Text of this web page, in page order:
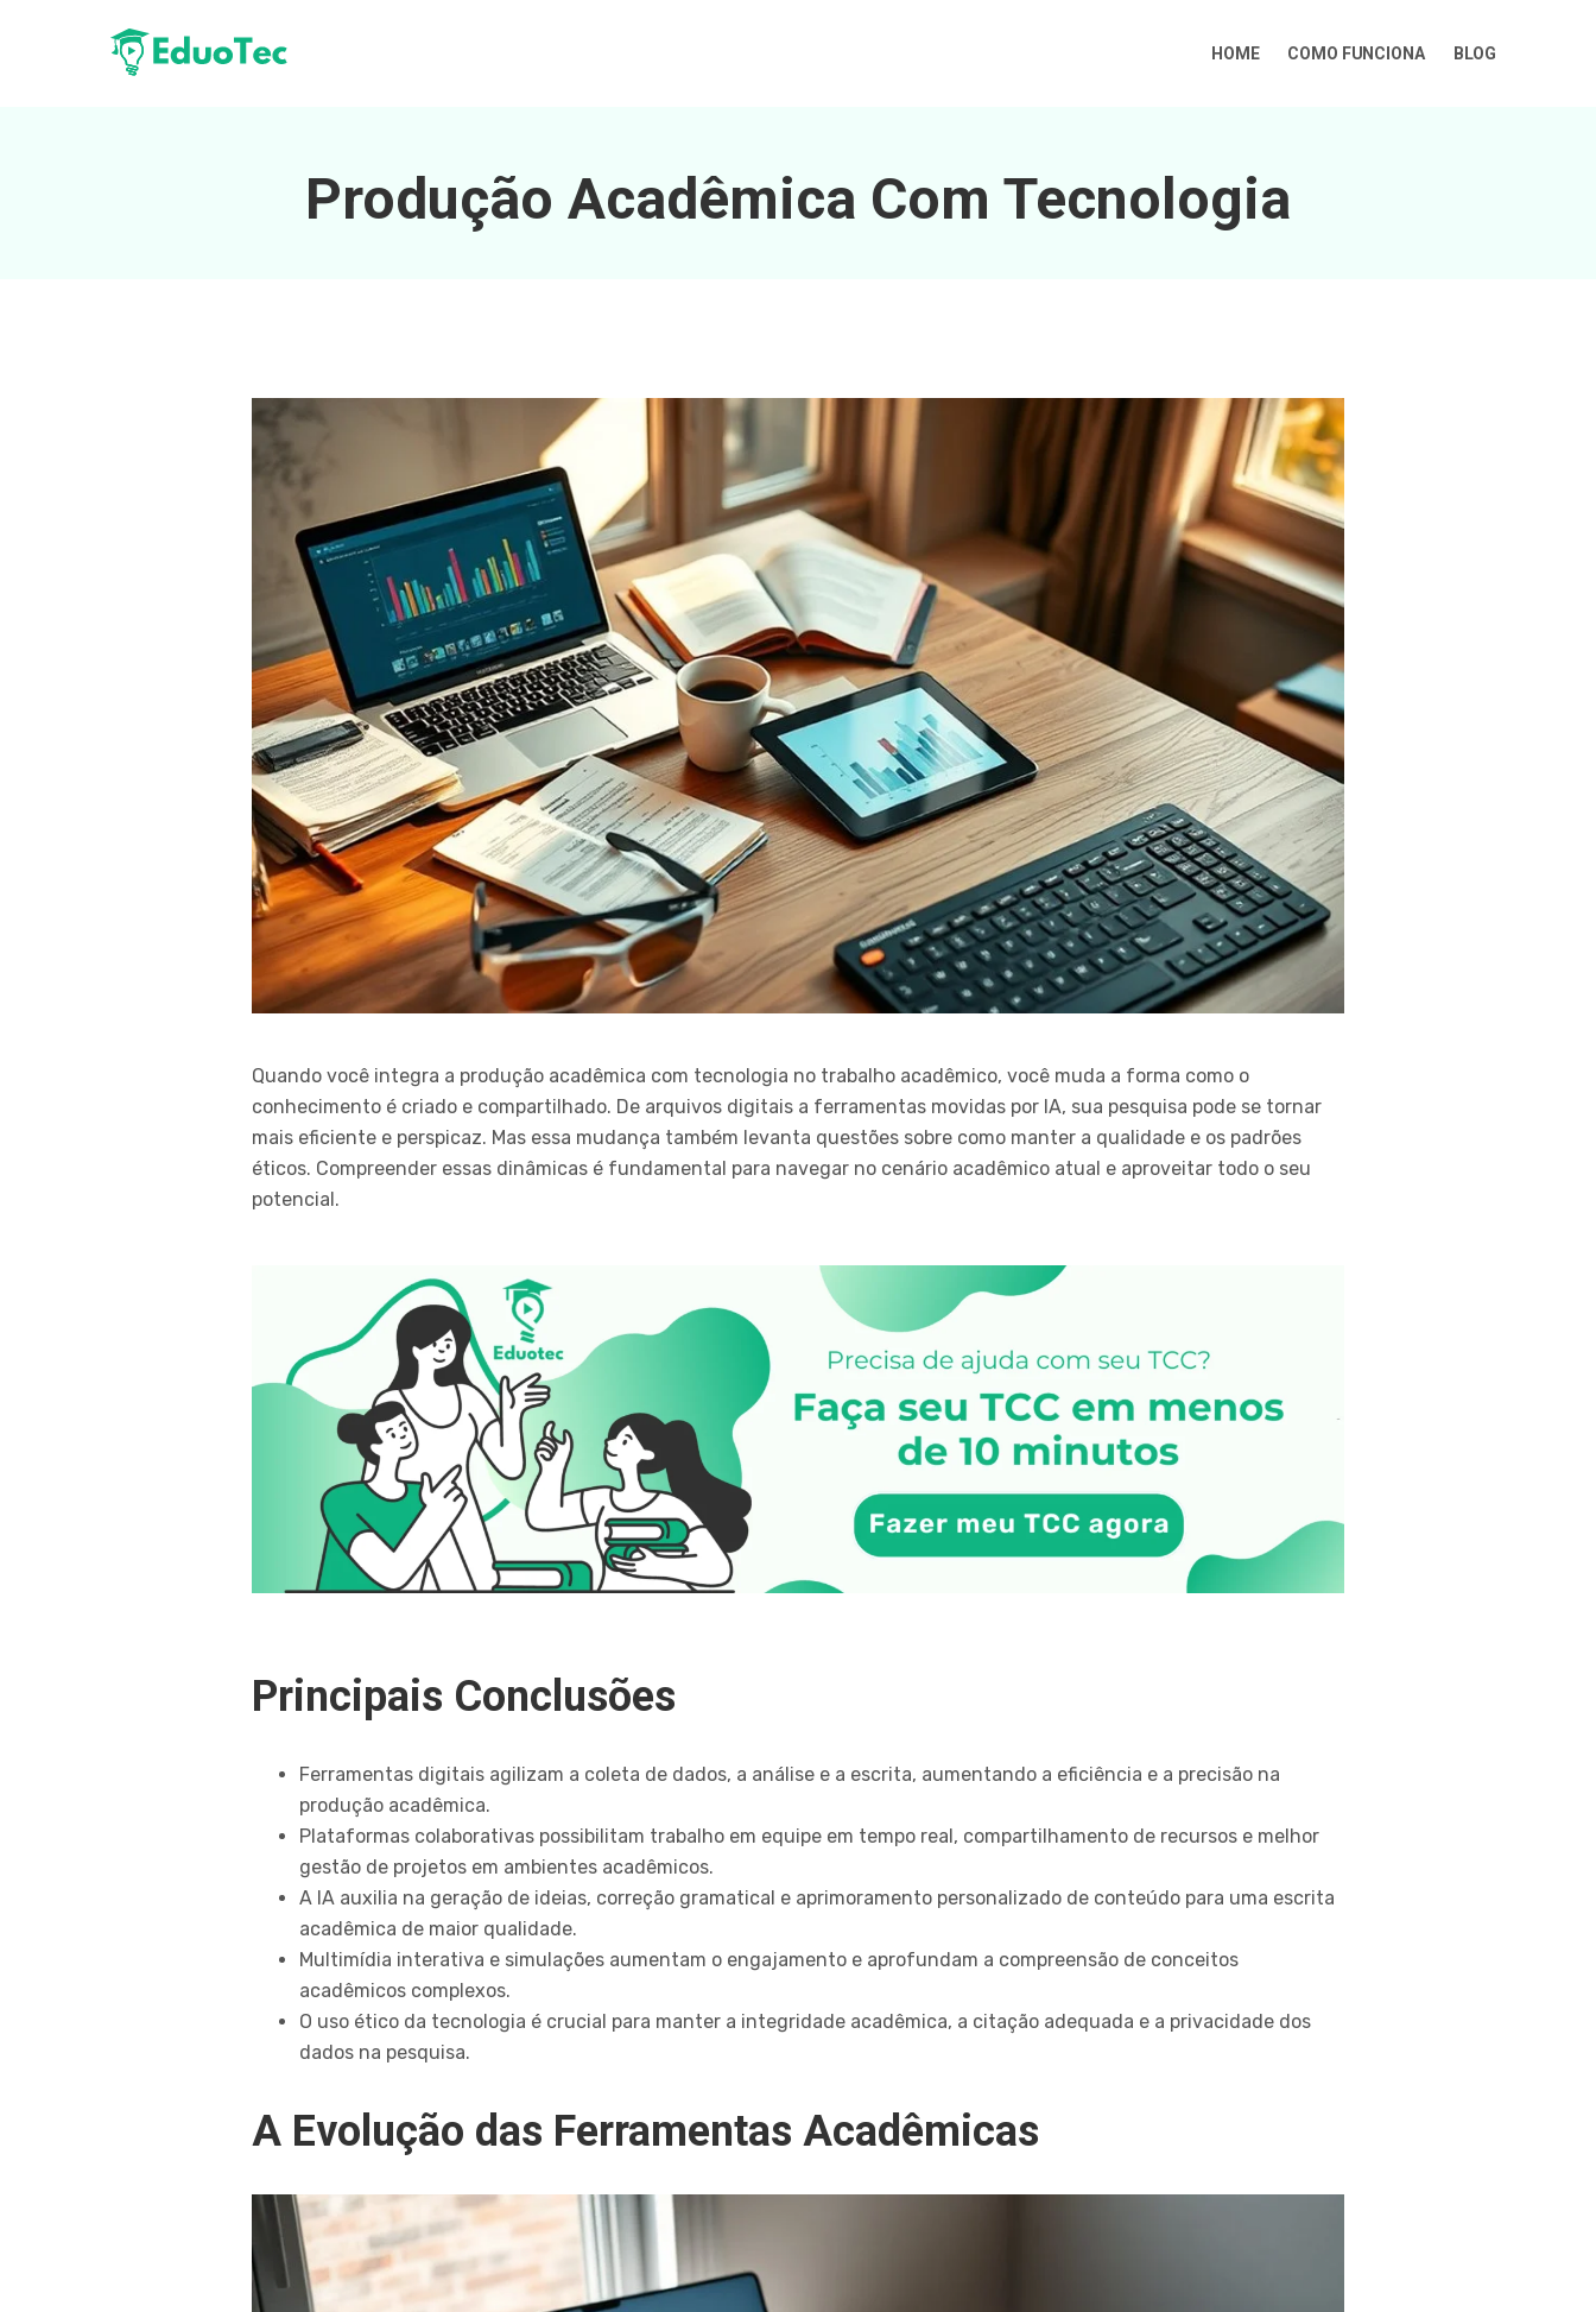
HOME COMO FUNCIONA BLOG
Produção Acadêmica Com Tecnologia
Quando você integra a produção acadêmica com tecnologia no trabalho acadêmico, você muda a forma como o
conhecimento é criado e compartilhado. De arquivos digitais a ferramentas movidas por IA, sua pesquisa pode se tornar
mais eficiente e perspicaz. Mas essa mudança também levanta questões sobre como manter a qualidade e os padrões
éticos. Compreender essas dinâmicas é fundamental para navegar no cenário acadêmico atual e aproveitar todo o seu
potencial.
Principais Conclusões
Ferramentas digitais agilizam a coleta de dados, a análise e a escrita, aumentando a eficiência e a precisão na
produção acadêmica.
Plataformas colaborativas possibilitam trabalho em equipe em tempo real, compartilhamento de recursos e melhor
gestão de projetos em ambientes acadêmicos.
A IA auxilia na geração de ideias, correção gramatical e aprimoramento personalizado de conteúdo para uma escrita
acadêmica de maior qualidade.
Multimídia interativa e simulações aumentam o engajamento e aprofundam a compreensão de conceitos
acadêmicos complexos.
O uso ético da tecnologia é crucial para manter a integridade acadêmica, a citação adequada e a privacidade dos
dados na pesquisa.
A Evolução das Ferramentas Acadêmicas